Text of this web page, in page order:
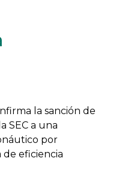
la sanción de
SEC a una
por
de eficiencia